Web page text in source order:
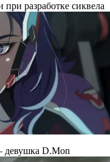
разработке сиквела
девушка D.Mon